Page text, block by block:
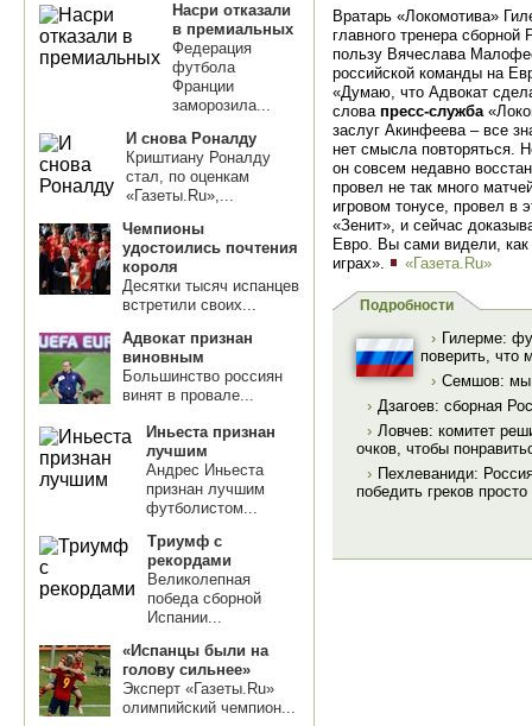
Насри отказали
в премиальных
Федерация
футбола
Франции
заморозила...
И снова Роналду
Криштиану Роналду
стал, по оценкам
«Газеты.Ru»,...
Чемпионы
удостоились почтения
короля
Десятки тысяч испанцев
встретили своих...
Адвокат признан
виновным
Большинство россиян
винят в провале...
Иньеста признан
лучшим
Андрес Иньеста
признан лучшим
футболистом...
Триумф с
рекордами
Великолепная
победа сборной
Испании...
«Испанцы были на
голову сильнее»
Эксперт «Газеты.Ru»
олимпийский чемпион...
Вратарь «Локомотива»
главного тренера
пользу Вячеслава
российской команды на
«Думаю, что Адвокат
слова пресс-служба
заслуг Акинфеева – все
нет смысла повторяться.
он совсем недавно
провел не так много
игровом тонусе, провел в
«Зенит», и сейчас
Евро. Вы сами видели,
играх».
«Газета.Ru»
Подробности
› Гилерме:
поверить, что
› Семшов: мы
› Дзагоев: сборная
› Ловчев: комитет
очков, чтобы
› Пехлеваниди:
победить греков просто